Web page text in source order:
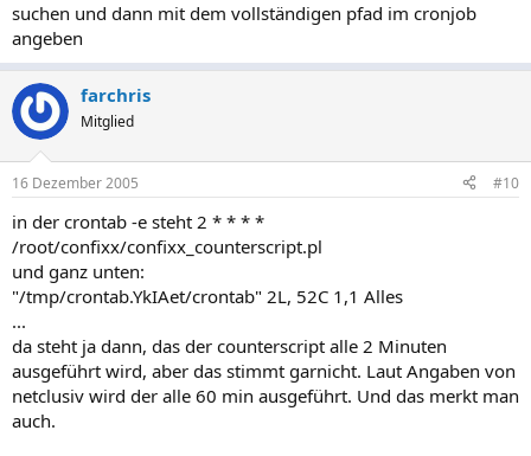
suchen und dann mit dem vollständigen pfad im cronjob
angeben
farchris
Mitglied
16 Dezember 2005 #10
in der crontab -e steht 2 * * * *
/root/confixx/confixx_counterscript.pl
und ganz unten:
"/tmp/crontab.YkIAet/crontab" 2L, 52C 1,1 Alles
...
da steht ja dann, das der counterscript alle 2 Minuten
ausgeführt wird, aber das stimmt garnicht. Laut Angaben von
netclusiv wird der alle 60 min ausgeführt. Und das merkt man
auch.